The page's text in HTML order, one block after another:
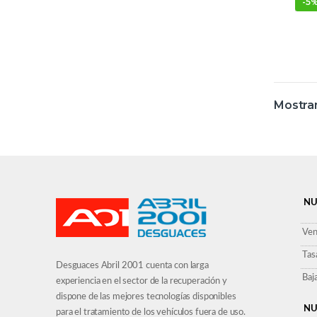
Desguaces Abril 2001 cuenta con larga
experiencia en el sector de la recuperación y
dispone de las mejores tecnologías disponibles
para el tratamiento de los vehículos fuera de uso.